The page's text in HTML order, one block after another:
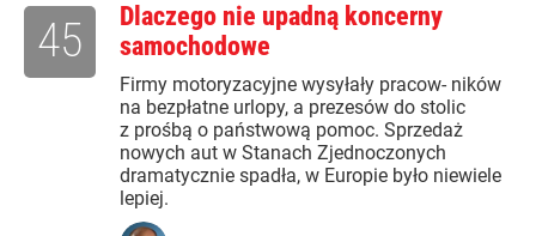
Dlaczego nie upadną koncerny
samochodowe
Firmy motoryzacyjne wysyłały pracow- ników
na bezpłatne urlopy, a prezesów do stolic
z prośbą o państwową pomoc. Sprzedaż
nowych aut w Stanach Zjednoczonych
dramatycznie spadła, w Europie było niewiele
lepiej.
45